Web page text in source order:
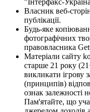
Власник веб-
публікації.
Будь-яке
фотографічних
правовласника
Матеріали сайту
старше 21 року
викликати ігрову
(принципів)
ознак залежності
Пам'ятайте, що